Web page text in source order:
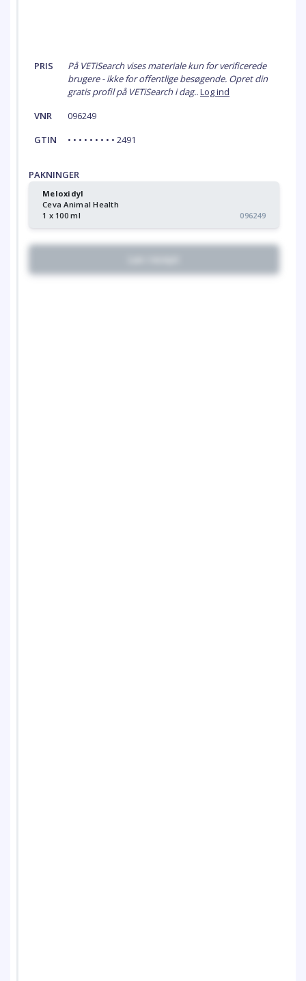
PRIS
På VETiSearch vises materiale kun for verificerede
brugere - ikke for offentlige besøgende. Opret din
gratis profil på VETiSearch i dag..Log ind
VNR
096249
GTIN
• • • • • • • • • 2491
PAKNINGER
Meloxidyl
Ceva Animal Health
1 x 100 ml
096249